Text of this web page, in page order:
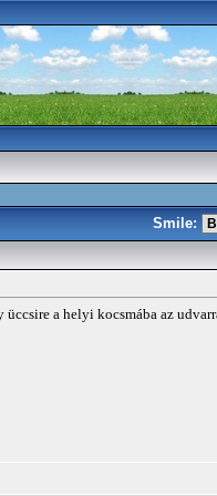
Smile:
a helyi kocsmába az